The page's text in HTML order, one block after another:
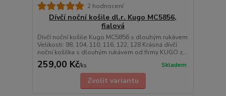
2 hodnocení
Dívčí noční košile dl.r. Kugo MC5856,
fialová
Dívčí noční košile Kugo MC5856 s dlouhým rukávem
Velikosti: 98, 104, 110, 116, 122, 128 Krásná dívčí
noční košilka s dlouhým rukávem od firmy KUGO z...
259,00 Kč/ks Skladem
Zvolit variantu